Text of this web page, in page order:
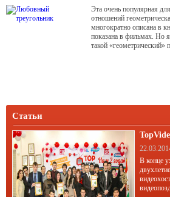
отношениях с другими.
будем считать изменой, а
Эта очень популярная
отношений
многократно описана в
показана в фильмах. Но
такой «геометрический»
различны,
Статьи
В конце